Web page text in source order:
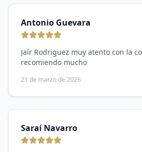
Antonio Guevara
Jaír Rodriguez muy atento con la
recomiendo mucho
21 de marzo de 2026
Saraí Navarro